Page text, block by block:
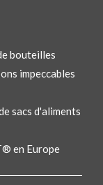
bouteilles
impeccables
sacs d'aliments
en Europe